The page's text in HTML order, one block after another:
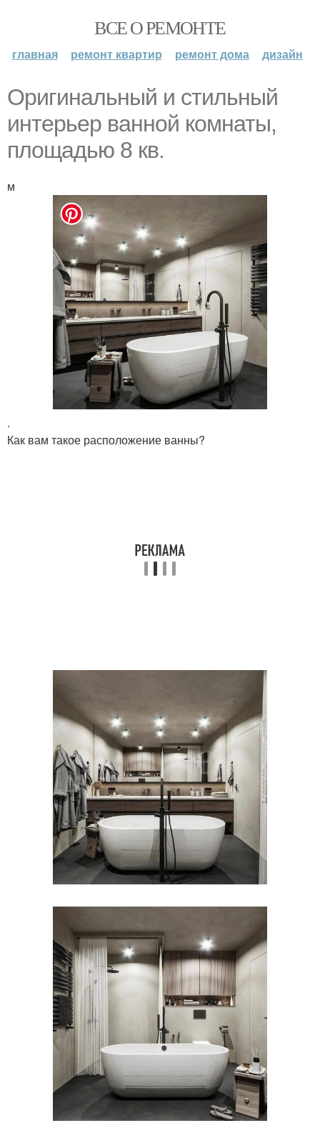
ВСЕ О РЕМОНТЕ
главная ремонт квартир ремонт дома дизайн
Оригинальный и стильный
интерьер ванной комнаты,
площадью 8 кв.
м
.
Как вам такое расположение ванны?